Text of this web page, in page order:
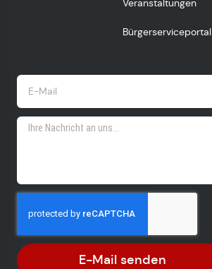
Veranstaltungen
Bürgerserviceportal
E-Mail senden